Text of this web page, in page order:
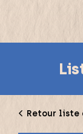
Retour liste